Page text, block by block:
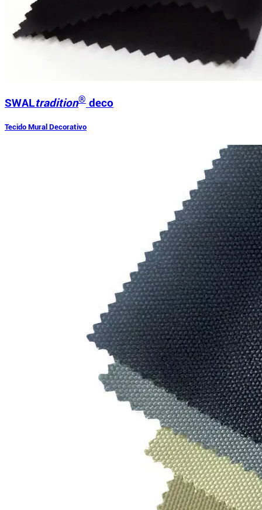
SWALtradition® deco
Tecido Mural Decorativo